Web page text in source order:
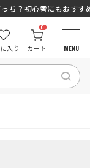
ち？初心者にもおすす
入り カート
0
MENU
絞り込む